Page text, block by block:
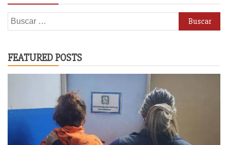
Buscar:
FEATURED POSTS